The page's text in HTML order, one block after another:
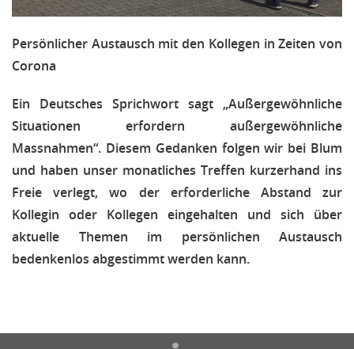
Persönlicher Austausch mit den Kollegen in Zeiten von
Corona
Ein Deutsches Sprichwort sagt „Außergewöhnliche
Situationen erfordern außergewöhnliche
Massnahmen“. Diesem Gedanken folgen wir bei Blum
und haben unser monatliches Treffen kurzerhand ins
Freie verlegt, wo der erforderliche Abstand zur
Kollegin oder Kollegen eingehalten und sich über
aktuelle Themen im persönlichen Austausch
bedenkenlos abgestimmt werden kann.